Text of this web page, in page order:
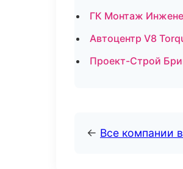
ГК Монтаж
Автоцентр V8
Проект-Строй
← Все компании